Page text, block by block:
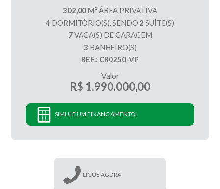
302,00 M² ÁREA PRIVATIVA
4 DORMITÓRIO(S), SENDO 2 SUÍTE(S)
7VAGA(S) DE GARAGEM
3 BANHEIRO(S)
REF.: CR0250-VP
Valor
R$ 1.990.000,00
SIMULE UM FINANCIAMENTO
LIGUE AGORA